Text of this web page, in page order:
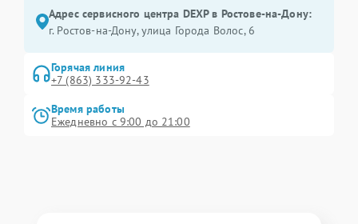
Адрес сервисного центра DEXP в Ростове-на-Дону:
г. Ростов-на-Дону, улица Города Волос, 6
Горячая линия
+7 (863) 333-92-43
Время работы
Ежедневно с 9:00 до 21:00